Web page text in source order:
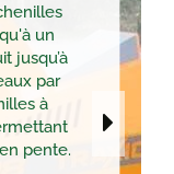
un
jusqu’à
par
à
pente.